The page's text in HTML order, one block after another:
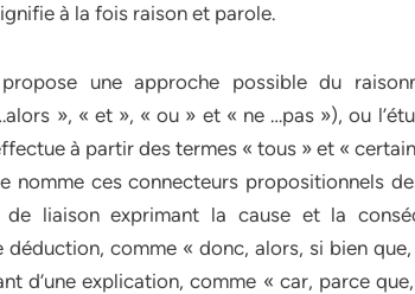
à la fois raison et parole.
une approche possible du
», « et », « ou » et « ne …pas »), ou
à partir des termes « tous » et «
nomme ces connecteurs propositionnels
liaison exprimant la cause et la
comme « donc, alors, si bien que,
d’une explication, comme « car, parce